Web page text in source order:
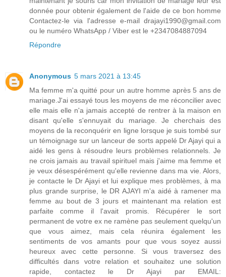
donnée pour obtenir également de l'aide de ce bon homme
Contactez-le via l'adresse e-mail drajayi1990@gmail.com
ou le numéro WhatsApp / Viber est le +2347084887094
Répondre
Anonymous 5 mars 2021 à 13:45
Ma femme m'a quitté pour un autre homme après 5 ans de
mariage.J'ai essayé tous les moyens de me réconcilier avec
elle mais elle n'a jamais accepté de rentrer à la maison en
disant qu'elle s'ennuyait du mariage. Je cherchais des
moyens de la reconquérir en ligne lorsque je suis tombé sur
un témoignage sur un lanceur de sorts appelé Dr Ajayi qui a
aidé les gens à résoudre leurs problèmes relationnels. Je
ne crois jamais au travail spirituel mais j'aime ma femme et
je veux désespérément qu'elle revienne dans ma vie. Alors,
je contacte le Dr Ajayi et lui explique mes problèmes, à ma
plus grande surprise, le DR AJAYI m'a aidé à ramener ma
femme au bout de 3 jours et maintenant ma relation est
parfaite comme il l'avait promis. Récupérer le sort
permanent de votre ex ne ramène pas seulement quelqu'un
que vous aimez, mais cela réunira également les
sentiments de vos amants pour que vous soyez aussi
heureux avec cette personne. Si vous traversez des
difficultés dans votre relation et souhaitez une solution
rapide, contactez le Dr Ajayi par EMAIL: